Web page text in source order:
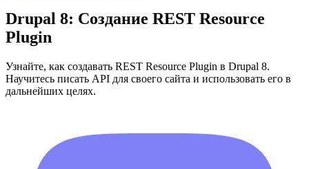
Drupal 8: Создание REST Resource
Plugin
Узнайте, как создавать REST Resource Plugin в Drupal 8.
Научитесь писать API для своего сайта и использовать его в
дальнейших целях.